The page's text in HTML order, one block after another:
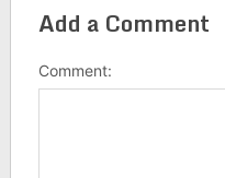
Add a Comment
Comment: